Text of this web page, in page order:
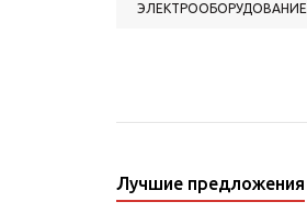
ЭЛЕКТРООБОРУДОВАНИЕ
Лучшие предложения